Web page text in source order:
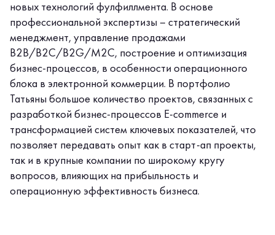
новых технологий фулфиллмента. В основе
профессиональной экспертизы – стратегический
менеджмент, управление продажами
B2B/B2C/B2G/M2C, построение и оптимизация
бизнес-процессов, в особенности операционного
блока в электронной коммерции. В портфолио
Татьяны большое количество проектов, связанных с
разработкой бизнес-процессов E-commerce и
трансформацией систем ключевых показателей, что
позволяет передавать опыт как в старт-ап проекты,
так и в крупные компании по широкому кругу
вопросов, влияющих на прибыльность и
операционную эффективность бизнеса.